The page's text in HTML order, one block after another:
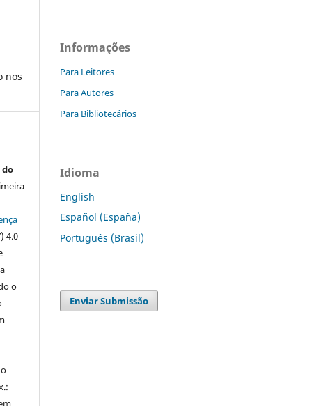
nos
do
4.0
o
Informações
Para Leitores
Para Autores
Para Bibliotecários
Idioma
English
Español (España)
Português (Brasil)
Enviar Submissão